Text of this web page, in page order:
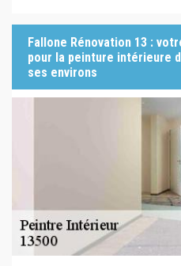
Fallone Rénovation 13 :
pour la peinture intérieure
ses environs